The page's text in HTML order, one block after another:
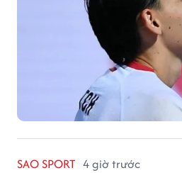
SAO SPORT 4 giờ trước